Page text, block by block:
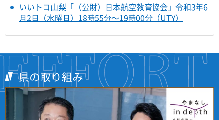
いいトコ山梨「（公財）日本航空教育協会」令和3年6
月2日（水曜日）18時55分～19時00分（UTY）
県の取り組み